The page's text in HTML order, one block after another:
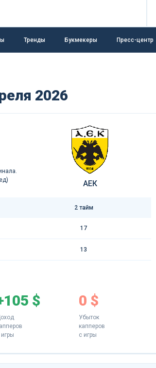
Тренды Букмекеры Пресс-центр
2026
АЕК
2 тайм
17
13
$
игры
0 $
Убыток
капперов
с игры